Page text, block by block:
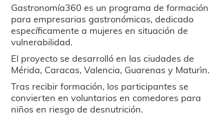
Gastronomía360 es un programa de formación
para empresarias gastronómicas, dedicado
específicamente a mujeres en situación de
vulnerabilidad.
El proyecto se desarrolló en las ciudades de
Mérida, Caracas, Valencia, Guarenas y Maturìn.
Tras recibir formación, los participantes se
convierten en voluntarios en comedores para
niños en riesgo de desnutrición.